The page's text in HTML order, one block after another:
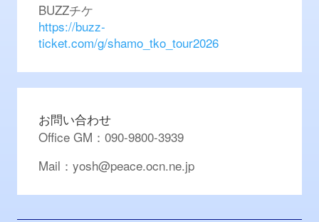
BUZZチケ
https://buzz-
ticket.com/g/shamo_tko_tour2026
お問い合わせ
Office GM：090-9800-3939
Mail：yosh@peace.ocn.ne.jp